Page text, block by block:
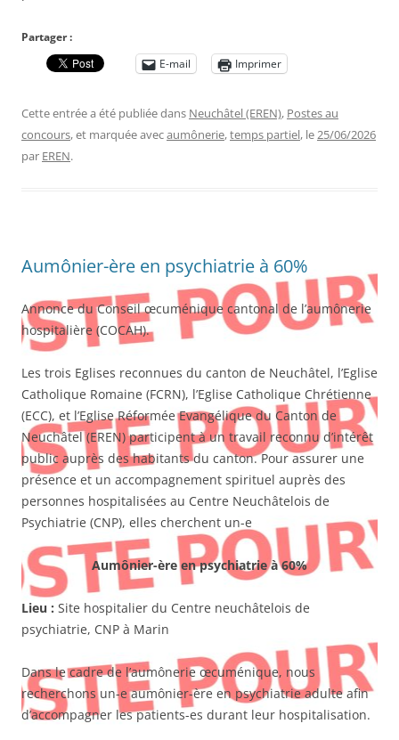
Partager :
E-mail
Imprimer
Cette entrée a été publiée dans Neuchâtel (EREN), Postes au
concours, et marquée avecaumônerie,temps partiel, le25/06/2026
par EREN.
Aumônier-ère en psychiatrie à 60%
Annonce du Conseil œcuménique cantonal de l’aumônerie
hospitalière (COCAH).
Les trois Eglises reconnues du canton de Neuchâtel, l’Eglise
Catholique Romaine (FCRN), l’Eglise Catholique Chrétienne
(ECC), et l’Eglise Réformée Evangélique du Canton de
Neuchâtel (EREN) participent à un travail reconnu d’intérêt
public auprès des habitants du canton. Pour assurer une
présence et un accompagnement spirituel auprès des
personnes hospitalisées au Centre Neuchâtelois de
Psychiatrie (CNP), elles cherchent un-e
Aumônier-ère en psychiatrie à 60%
Lieu : Site hospitalier du Centre neuchâtelois de
psychiatrie, CNP à Marin
Dans le cadre de l’aumônerie œcuménique, nous
recherchons un-e aumônier-ère en psychiatrie adulte afin
d’accompagner les patients-es durant leur hospitalisation.